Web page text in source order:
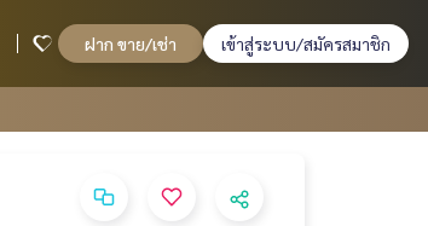
ฝาก ขาย/เช่า เข้าสู่ระบบ/สมัครสมาชิก